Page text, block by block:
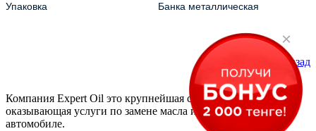
Упаковка
Банка металлическая
Вернуться назад
Компания Expert Oil это крупнейшая сеть сервисов,
оказывающая услуги по замене масла и других жидкостей в
автомобиле.
×